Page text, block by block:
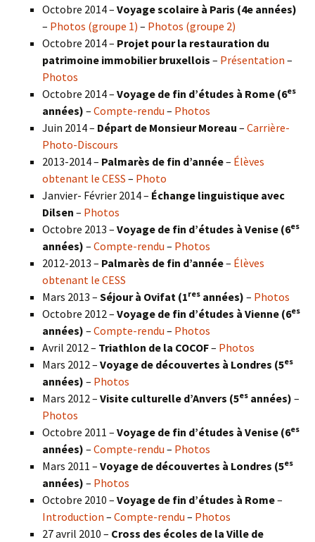
Octobre 2014 – Voyage scolaire à Paris (4e années)
– Photos (groupe 1) – Photos (groupe 2)
Octobre 2014 – Projet pour la restauration du
patrimoine immobilier bruxellois – Présentation –
Photos
Octobre 2014 – Voyage de fin d’études à Rome (6es
années) – Compte-rendu – Photos
Juin 2014 – Départ de Monsieur Moreau – Carrière-
Photo-Discours
2013-2014 – Palmarès de fin d’année– Élèves
obtenant le CESS – Photo
Janvier- Février 2014 – Échange linguistique avec
Dilsen – Photos
Octobre 2013 – Voyage de fin d’études à Venise (6es
années) – Compte-rendu – Photos
2012-2013 – Palmarès de fin d’année– Élèves
obtenant le CESS
Mars 2013 – Séjour à Ovifat (1res années) – Photos
Octobre 2012 – Voyage de fin d’études à Vienne (6es
années) – Compte-rendu – Photos
Avril 2012 – Triathlon de la COCOF– Photos
Mars 2012 – Voyage de découvertes à Londres (5es
années) – Photos
Mars 2012 – Visite culturelle d’Anvers (5es années) –
Photos
Octobre 2011 – Voyage de fin d’études à Venise (6es
années) – Compte-rendu – Photos
Mars 2011 – Voyage de découvertes à Londres (5es
années) – Photos
Octobre 2010 – Voyage de fin d’études à Rome–
Introduction – Compte-rendu – Photos
27 avril 2010 – Cross des écoles de la Ville de